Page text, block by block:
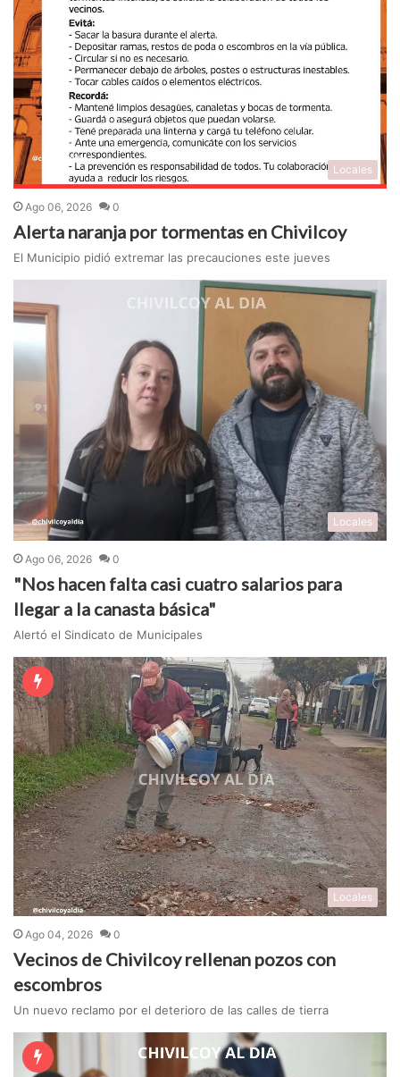
Locales
Ago 06, 2026 0
Alerta naranja por tormentas en Chivilcoy
El Municipio pidió extremar las precauciones este jueves
Locales
Ago 06, 2026 0
"Nos hacen falta casi cuatro salarios para
llegar a la canasta básica"
Alertó el Sindicato de Municipales
Locales
Ago 04, 2026 0
Vecinos de Chivilcoy rellenan pozos con
escombros
Un nuevo reclamo por el deterioro de las calles de tierra